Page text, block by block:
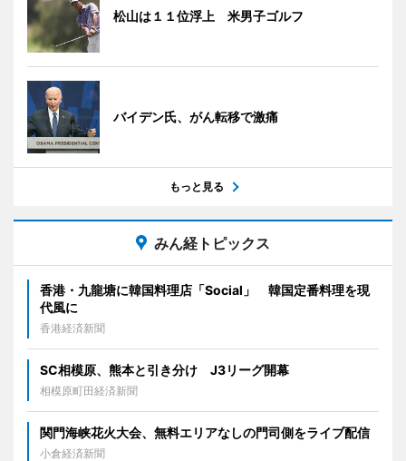
松山は１１位浮上 米男子ゴルフ
バイデン氏、がん転移で激痛
もっと見る
みん経トピックス
香港・九龍塘に韓国料理店「Social」 韓国定番料理を現
代風に
香港経済新聞
SC相模原、熊本と引き分け J3リーグ開幕
相模原町田経済新聞
関門海峡花火大会、無料エリアなしの門司側をライブ配信
小倉経済新聞